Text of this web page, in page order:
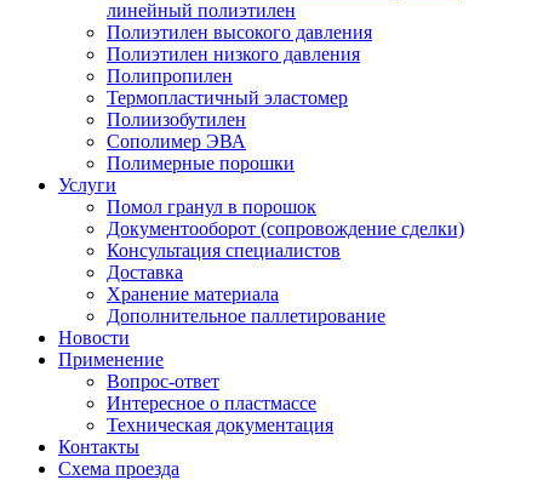
линейный полиэтилен
Полиэтилен высокого давления
Полиэтилен низкого давления
Полипропилен
Термопластичный эластомер
Полиизобутилен
Сополимер ЭВА
Полимерные порошки
Услуги
Помол гранул в порошок
Документооборот (сопровождение сделки)
Консультация специалистов
Доставка
Хранение материала
Дополнительное паллетирование
Новости
Применение
Вопрос-ответ
Интересное о пластмассе
Техническая документация
Контакты
Схема проезда